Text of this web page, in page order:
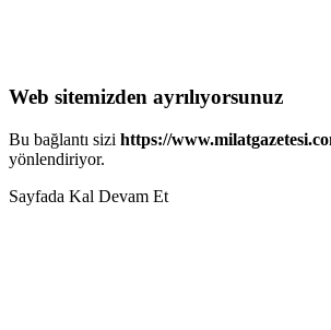
Web sitemizden ayrılıyorsunuz
Bu bağlantı sizi https://
yönlendiriyor.
Sayfada Kal Devam Et